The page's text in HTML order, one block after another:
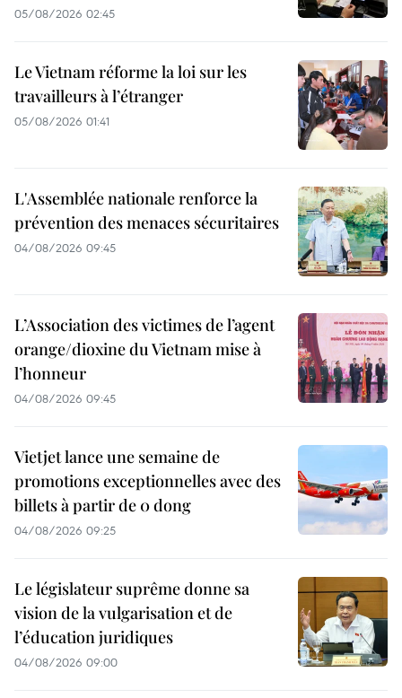
05/08/2026 02:45
Le Vietnam réforme la loi sur les
travailleurs à l’étranger
05/08/2026 01:41
L'Assemblée nationale renforce la
prévention des menaces sécuritaires
04/08/2026 09:45
L’Association des victimes de l’agent
orange/dioxine du Vietnam mise à
l’honneur
04/08/2026 09:45
Vietjet lance une semaine de
promotions exceptionnelles avec des
billets à partir de 0 dong
04/08/2026 09:25
Le législateur suprême donne sa
vision de la vulgarisation et de
l’éducation juridiques
04/08/2026 09:00